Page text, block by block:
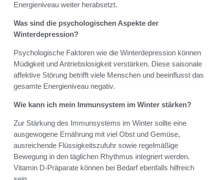
Energieniveau weiter herabsetzt.
Was sind die psychologischen Aspekte der
Winterdepression?
Psychologische Faktoren wie die Winterdepression können
Müdigkeit und Antriebslosigkeit verstärken. Diese saisonale
affektive Störung betrifft viele Menschen und beeinflusst das
gesamte Energieniveau negativ.
Wie kann ich mein Immunsystem im Winter stärken?
Zur Stärkung des Immunsystems im Winter sollte eine
ausgewogene Ernährung mit viel Obst und Gemüse,
ausreichende Flüssigkeitszufuhr sowie regelmäßige
Bewegung in den täglichen Rhythmus integriert werden.
Vitamin D-Präparate können bei Bedarf ebenfalls hilfreich